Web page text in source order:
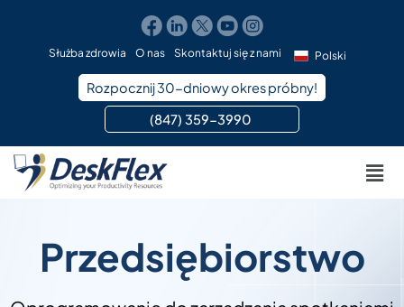
Służba zdrowia O nas Skontaktuj się z nami Polski
Rozpocznij 30-dniowy okres próbny!
(847) 359-3990 ​
Przedsiębiorstwo